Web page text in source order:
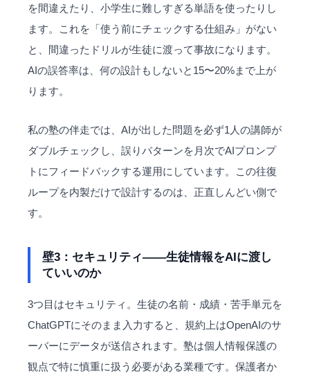
を間違えたり、小学生に難しすぎる単語を使ったりし
ます。これを「使う前にチェックする仕組み」がない
と、間違ったドリルが生徒に渡って事故になります。
AIの誤答率は、何の設計もしないと15〜20%まで上が
ります。
私の塾の伴走では、AIが出した問題を必ず1人の講師が
ダブルチェックし、誤りパターンを月次でAIプロンプ
トにフィードバックする運用にしています。この往復
ループを内製だけで設計するのは、正直しんどい側で
す。
壁3：セキュリティ——生徒情報をAIに渡し
ていいのか
3つ目はセキュリティ。生徒の名前・成績・苦手単元を
ChatGPTにそのまま入力すると、規約上はOpenAIのサ
ーバーにデータが送信されます。塾は個人情報保護の
観点で特に慎重に扱う必要がある業種です。保護者か